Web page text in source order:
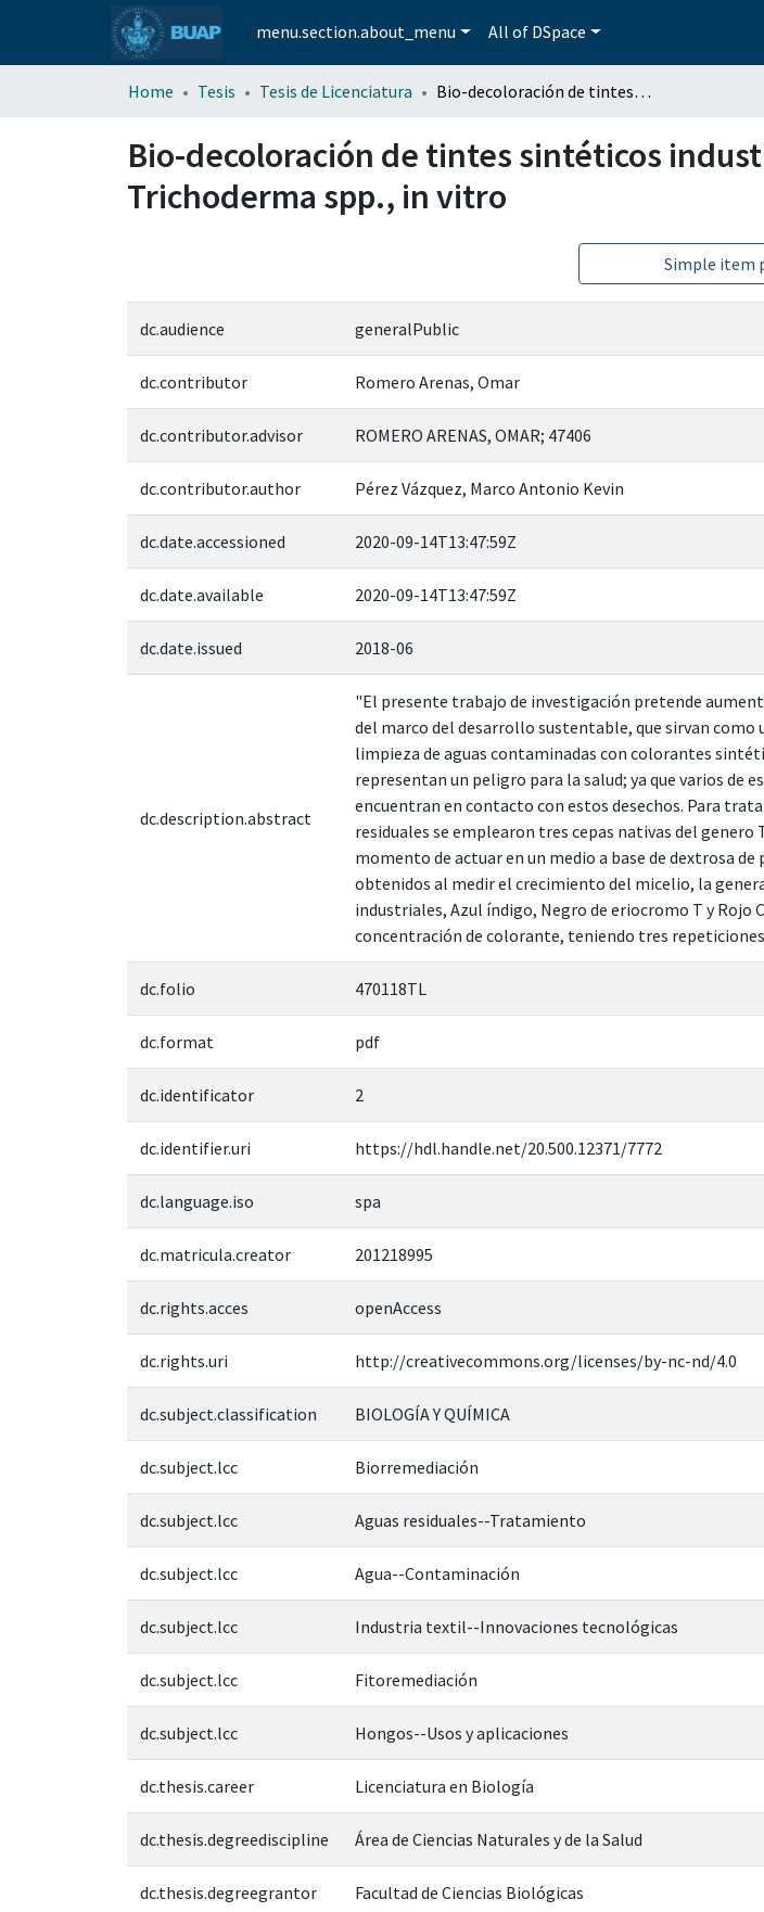
menu.section.about_menu All of DSpace
Home Tesis Tesis de Licenciatura Bio-decoloración de tintes sintéticos industriales con cepas nativas de Trichoderma spp., in vitro
Bio-decoloración de tintes sintéticos
Trichoderma spp., in vitro
Simple item
dc.audience generalPublic
dc.contributor Romero Arenas, Omar
dc.contributor.advisor ROMERO ARENAS, OMAR; 47406
dc.contributor.author Pérez Vázquez, Marco Antonio Kevin
dc.date.accessioned 2020-09-14T13:47:59Z
dc.date.available 2020-09-14T13:47:59Z
dc.date.issued 2018-06
dc.description.abstract
"El presente trabajo de investigación pretende
del marco del desarrollo sustentable, que sirvan
limpieza de aguas contaminadas con colorantes
representan un peligro para la salud; ya que varios de
encuentran en contacto con estos desechos. Para
residuales se emplearon tres cepas nativas del
momento de actuar en un medio a base de dextrosa
obtenidos al medir el crecimiento del micelio, la
industriales, Azul índigo, Negro de eriocromo T y Rojo
concentración de colorante, teniendo tres
dc.folio 470118TL
dc.format pdf
dc.identificator 2
dc.identifier.uri https://hdl.handle.net/20.500.12371/7772
dc.language.iso spa
dc.matricula.creator 201218995
dc.rights.acces openAccess
dc.rights.uri http://creativecommons.org/licenses/by-nc-nd/4.0
dc.subject.classification BIOLOGÍA Y QUÍMICA
dc.subject.lcc Biorremediación
dc.subject.lcc Aguas residuales--Tratamiento
dc.subject.lcc Agua--Contaminación
dc.subject.lcc Industria textil--Innovaciones tecnológicas
dc.subject.lcc Fitoremediación
dc.subject.lcc Hongos--Usos y aplicaciones
dc.thesis.career Licenciatura en Biología
dc.thesis.degreediscipline Área de Ciencias Naturales y de la Salud
dc.thesis.degreegrantor Facultad de Ciencias Biológicas